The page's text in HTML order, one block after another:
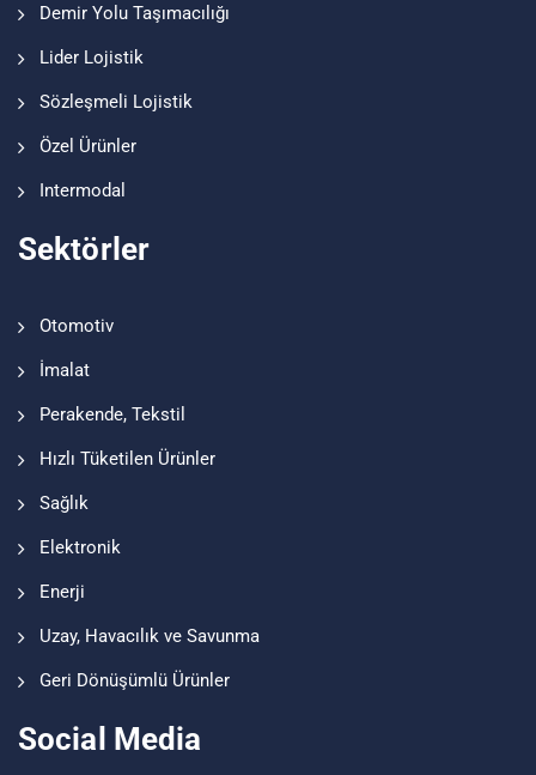
Demir Yolu Taşımacılığı
Lider Lojistik
Sözleşmeli Lojistik
Özel Ürünler
Intermodal
Sektörler
Otomotiv
İmalat
Perakende, Tekstil
Hızlı Tüketilen Ürünler
Sağlık
Elektronik
Enerji
Uzay, Havacılık ve Savunma
Geri Dönüşümlü Ürünler
Social Media